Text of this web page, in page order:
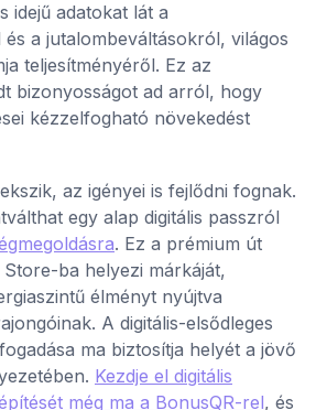
idejű adatokat lát a
a jutalombeváltásokról, világos
teljesítményéről. Ez az
bizonyosságot ad arról, hogy
kézzelfogható növekedést
az igényei is fejlődni fognak.
egy alap digitális passzról
. Ez a prémium út
ba helyezi márkáját,
élményt nyújtva
A digitális-elsődleges
ma biztosítja helyét a jövő
Kezdje el digitális
még ma a BonusQR-rel, és